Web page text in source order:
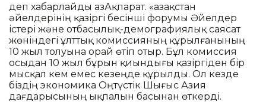
деп хабарлайды ҚазАқпарат. «Қазақстан
әйелдерінің қазіргі бесінші форумы Әйелдер
істері және отбасылық-демографиялық саясат
жөніндегі ұлттық комиссияның құрылғанының
10 жыл толуына орай өтіп отыр. Бұл комиссия
осыдан 10 жыл бұрын қиындығы қазіргіден бір
мысқал кем емес кезеңде құрылды. Ол кезде
біздің экономика Оңтүстік Шығыс Азия
дағдарысының ықпалын басынан өткерді.